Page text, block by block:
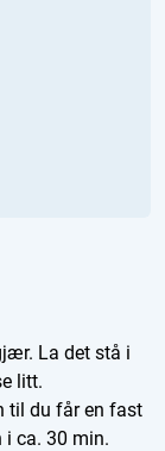
La det stå i
litt.
til du får en fast
i ca. 30 min.